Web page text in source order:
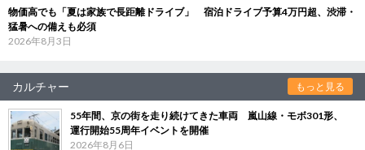
物価高でも「夏は家族で長距離ドライブ」 宿泊ドライブ予算4万円超、渋滞・
猛暑への備えも必須
2026年8月3日
カルチャー もっと見る
55年間、京の街を走り続けてきた車両 嵐山線・モボ301形、
運行開始55周年イベントを開催
2026年8月6日